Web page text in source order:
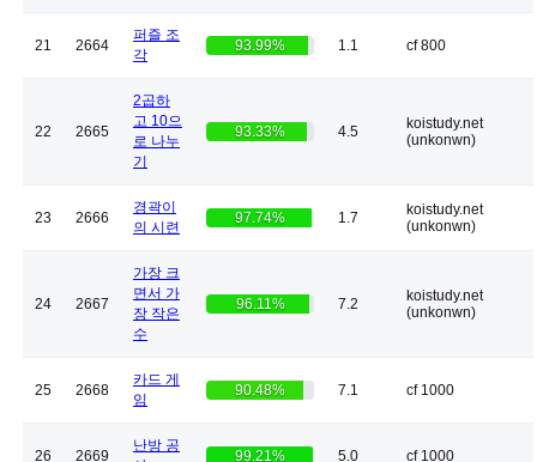
21 2664
퍼즐 조
각
93.99% 1.1 cf 800
22 2665
2곱하
고 10으
로 나누
기
93.33% 4.5
koistudy.net
(unkonwn)
23 2666
경곽이
의 시련
97.74% 1.7
koistudy.net
(unkonwn)
24 2667
가장 크
면서 가
장 작은
수
96.11% 7.2
koistudy.net
(unkonwn)
25 2668
카드 게
임
90.48% 7.1 cf 1000
26 2669
난방 공
99.21% 5.0 cf 1000